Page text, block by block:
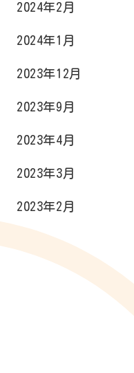
2024年2月
2024年1月
2023年12月
2023年9月
2023年4月
2023年3月
2023年2月